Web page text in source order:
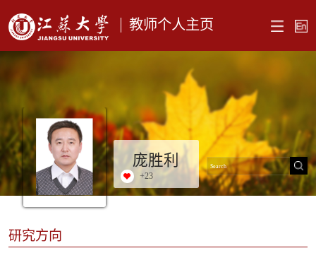
教师个人主页
庞胜利
+23
研究方向